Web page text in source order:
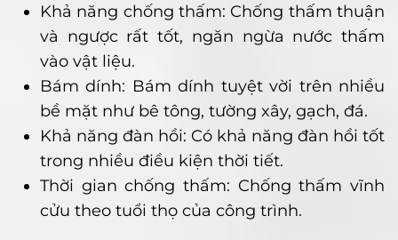
Khả năng chống thấm: Chống thấm thuận
và ngược rất tốt, ngăn ngừa nước thấm
vào vật liệu.
Bám dính: Bám dính tuyệt vời trên nhiều
bề mặt như bê tông, tường xây, gạch, đá.
Khả năng đàn hồi: Có khả năng đàn hồi tốt
trong nhiều điều kiện thời tiết.
Thời gian chống thấm: Chống thấm vĩnh
cửu theo tuổi thọ của công trình.